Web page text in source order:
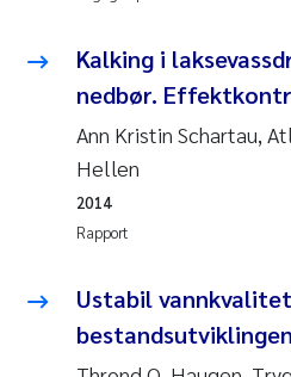
Sigrid Haande
Susanne Claudia
Elisabeth Støhle
Kalking i
nedbør.
Ann Kristin Schartau,
Hellen
Rapport
2014
Ustabil